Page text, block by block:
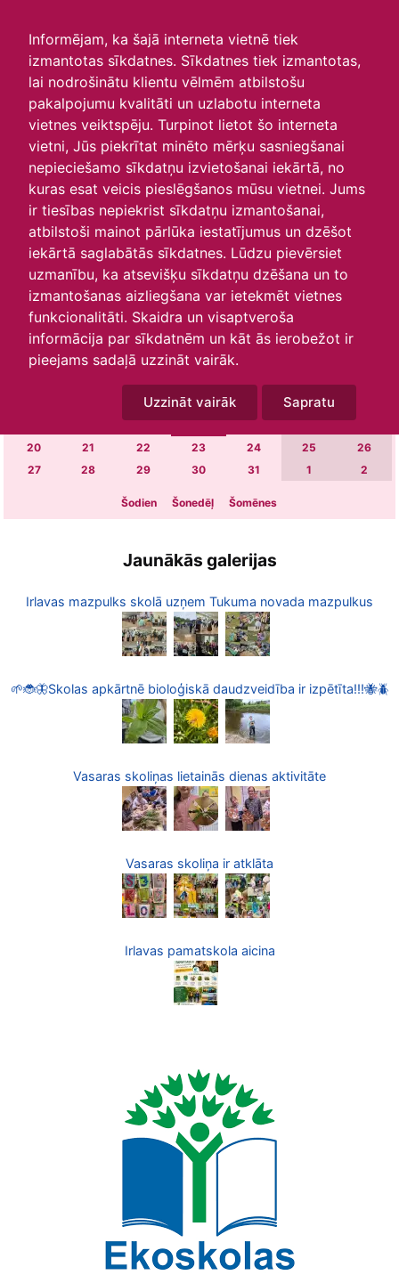
Informējam, ka šajā interneta vietnē tiek
izmantotas sīkdatnes. Sīkdatnes tiek izmantotas,
lai nodrošinātu klientu vēlmēm atbilstošu
pakalpojumu kvalitāti un uzlabotu interneta
vietnes veiktspēju. Turpinot lietot šo interneta
vietni, Jūs piekrītat minēto mērķu sasniegšanai
nepieciešamo sīkdatņu izvietošanai iekārtā, no
kuras esat veicis pieslēgšanos mūsu vietnei. Jums
ir tiesības nepiekrist sīkdatņu izmantošanai,
atbilstoši mainot pārlūka iestatījumus un dzēšot
iekārtā saglabātās sīkdatnes. Lūdzu pievērsiet
uzmanību, ka atsevišķu sīkdatņu dzēšana un to
izmantošanas aizliegšana var ietekmēt vietnes
funkcionalitāti. Skaidra un visaptveroša
informācija par sīkdatnēm un kāt ās ierobežot ir
pieejams sadaļā uzzināt vairāk.
Uzzināt vairāk Sapratu
Skats :
Aktuālie
Šodien Šonedēļ
Šomēnes
Arhīvs
O T S
8 9 11
15 16 17 18
20
21 22 23 24 25
26
27
28 29 30 31 1 2
Šodien Šonedēļ Šomēnes
Jaunākās galerijas
Irlavas mazpulks skolā uzņem Tukuma novada mazpulkus
🌱🐞🦋Skolas apkārtnē bioloģiskā daudzveidība ir izpētīta!!!🐝🪲
Vasaras skoliņas lietainās dienas aktivitāte
Vasaras skoliņa ir atklāta
Irlavas pamatskola aicina